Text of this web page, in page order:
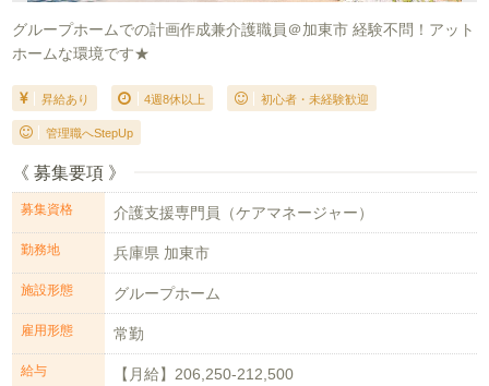
グループホームでの計画作成兼介護職員＠加東市 経験不問！アット
ホームな環境です★
昇給あり 4週8休以上 初心者・未経験歓迎
管理職へStepUp
《 募集要項 》
募集資格 介護支援専門員（ケアマネージャー）
勤務地 兵庫県 加東市
施設形態 グループホーム
雇用形態 常勤
給与
【月給】206,250-212,500